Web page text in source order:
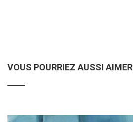
VOUS POURRIEZ AUSSI AIMER